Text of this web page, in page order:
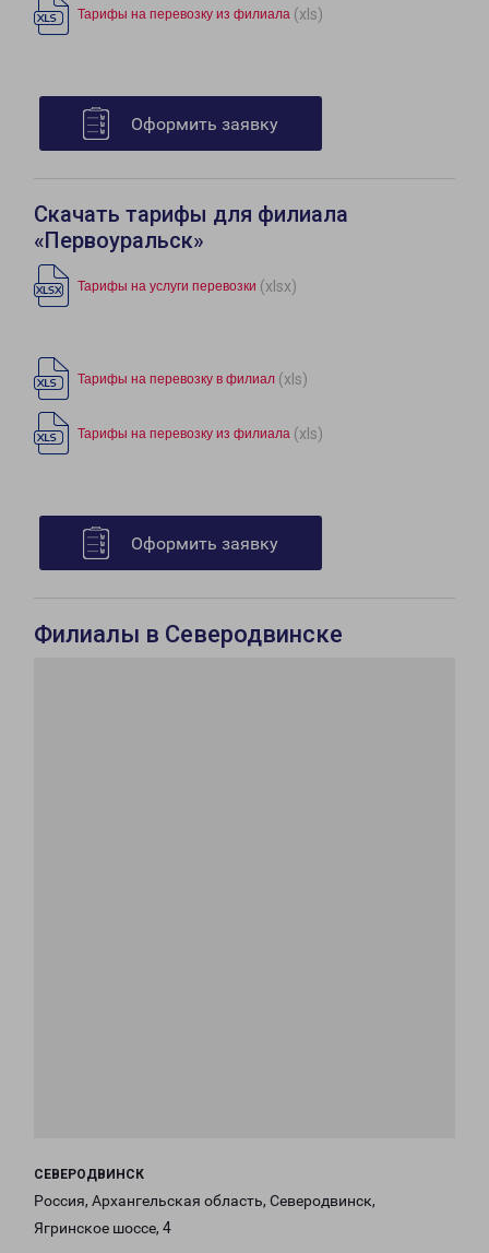
Тарифы на перевозку из филиала (xls)
Оформить заявку
Скачать тарифы для филиала
«Первоуральск»
Тарифы на услуги перевозки (xlsx)
Тарифы на перевозку в филиал (xls)
Тарифы на перевозку из филиала (xls)
Оформить заявку
Филиалы в Северодвинске
СЕВЕРОДВИНСК
Россия, Архангельская область, Северодвинск,
Ягринское шоссе, 4